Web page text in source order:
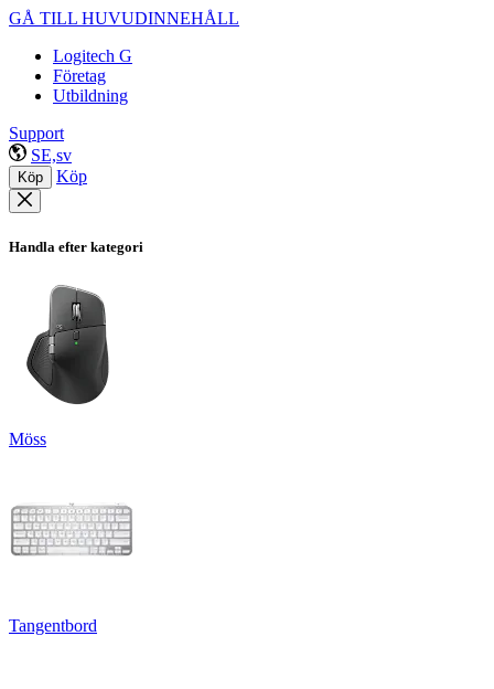
GÅ TILL HUVUDINNEHÅLL
Logitech G
Företag
Utbildning
Support
SE,sv
Köp Köp
Handla efter kategori
Möss
Tangentbord